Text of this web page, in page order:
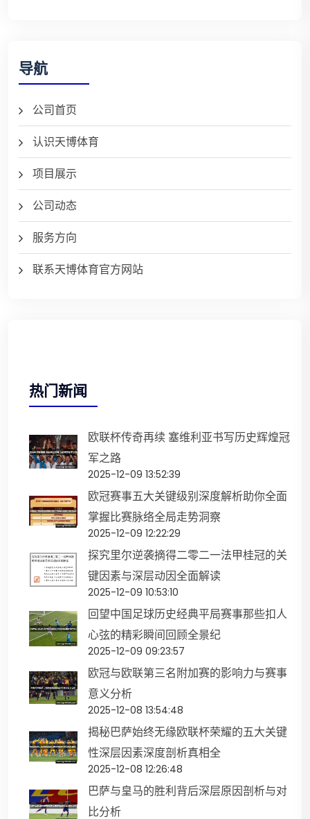
导航
公司首页
认识天博体育
项目展示
公司动态
服务方向
联系天博体育官方网站
热门新闻
欧联杯传奇再续 塞维利亚书写历史辉煌冠
军之路
2025-12-09 13:52:39
欧冠赛事五大关键级别深度解析助你全面
掌握比赛脉络全局走势洞察
2025-12-09 12:22:29
探究里尔逆袭摘得二零二一法甲桂冠的关
键因素与深层动因全面解读
2025-12-09 10:53:10
回望中国足球历史经典平局赛事那些扣人
心弦的精彩瞬间回顾全景纪
2025-12-09 09:23:57
欧冠与欧联第三名附加赛的影响力与赛事
意义分析
2025-12-08 13:54:48
揭秘巴萨始终无缘欧联杯荣耀的五大关键
性深层因素深度剖析真相全
2025-12-08 12:26:48
巴萨与皇马的胜利背后深层原因剖析与对
比分析